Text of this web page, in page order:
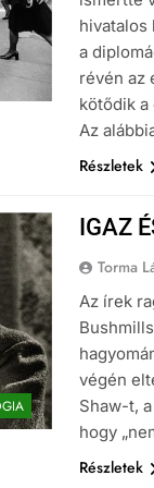
hivatalos
a
révén az
kötődik
Az
Részletek
IGAZ
Torma
Az írek
végén
Shaw-t,
hogy
Részletek